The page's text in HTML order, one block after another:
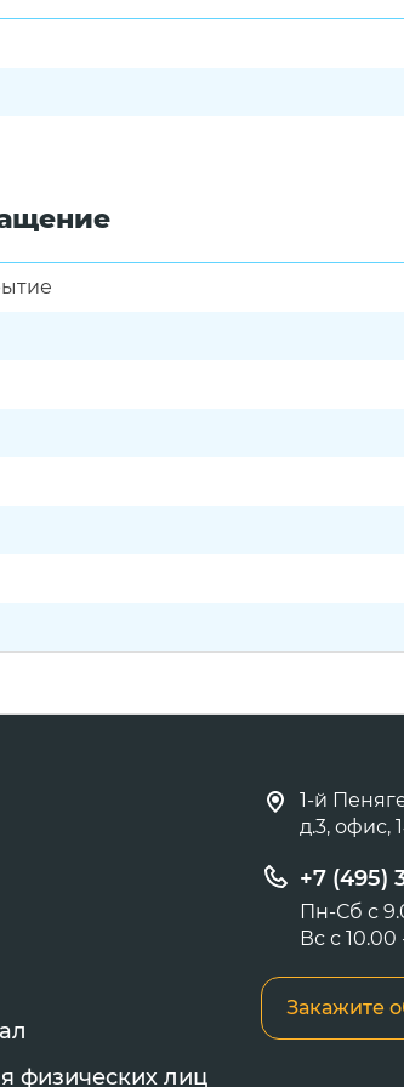
физических лиц
1-й
д.3, офис,
+7 (495)
Пн-Сб с
Вс с 10.00
Закажите